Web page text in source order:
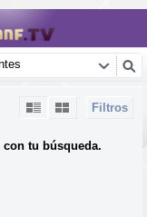
Filtros
tu búsqueda.